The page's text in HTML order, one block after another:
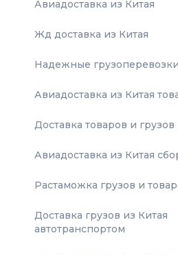
Авиадоставка из Китая
Жд доставка из Китая
Надежные
Авиадоставка из Китая
Доставка товаров и грузов
Авиадоставка из Китая
Растаможка грузов и
Доставка грузов из Китая
автотранспортом